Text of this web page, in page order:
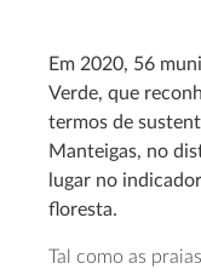
Em 2020, 56
Verde, que
termos de
Manteigas, no
lugar no
floresta.
Tal como as